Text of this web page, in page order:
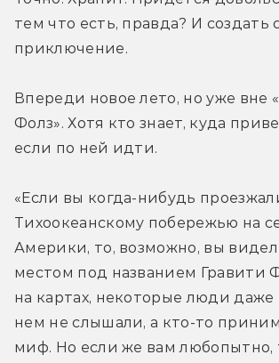
тем что есть, правда? И создать
приключение.
Впереди новое лето, но уже вне
Фолз». Хотя кто знает, куда
если по ней идти.
«Если вы когда-нибудь
Тихоокеанскому побережью на
Америки, то, возможно, вы
местом под названием Гравити
на картах, некоторые люди даже
нем не слышали, а кто-то
миф. Но если же вам любопытно,